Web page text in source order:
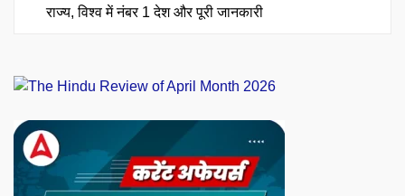
राज्य, विश्व में नंबर 1 देश और पूरी जानकारी